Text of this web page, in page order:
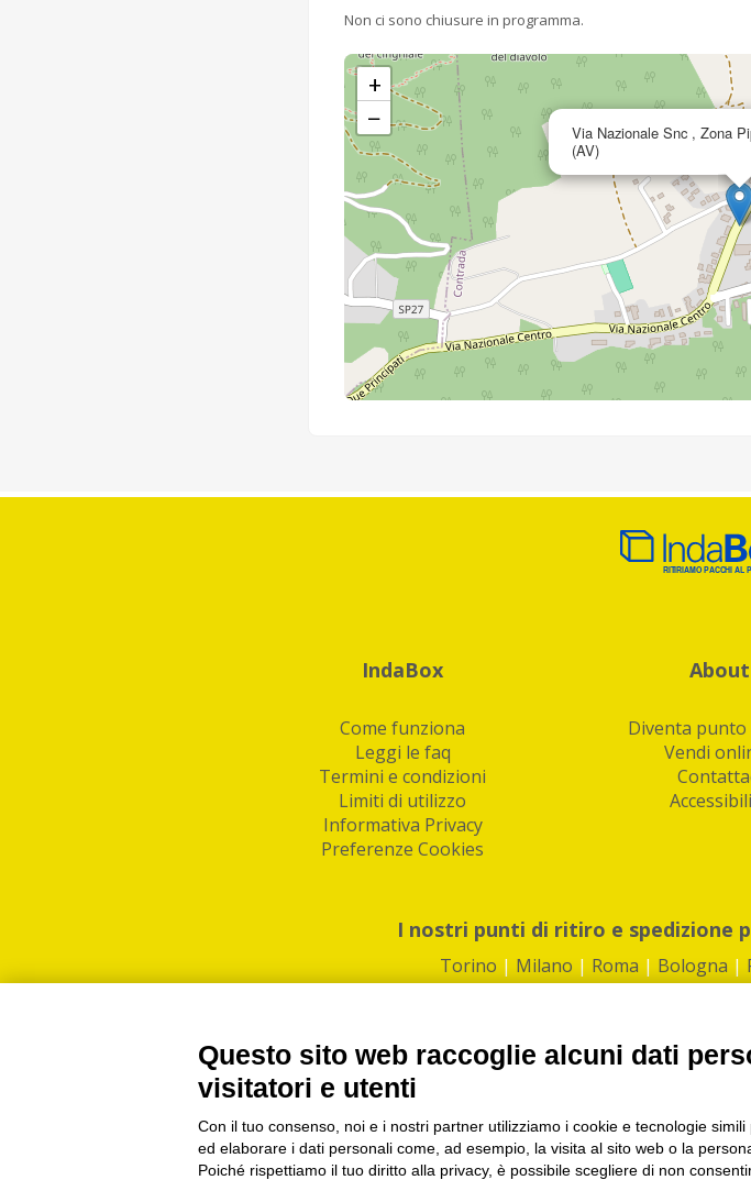
Non ci sono chiusure in programma.
Via Nazionale Snc , Zona
(AV)
+
−
IndaBox
Come funziona
Leggi le faq
Termini e condizioni
Limiti di utilizzo
Informativa Privacy
Preferenze Cookies
About
Diventa
Vendi
I nostri punti di ritiro e spedizione
Torino | Milano | Roma | Bologna |
PI/CF/N°Iscr.: 10821360012 | REA: RM 1494760 | Cap.Soc.:
IndaBox | Oltre 11.500 punti di ritiro tra Bar, Tabaccai, Edicole
Questo sito web raccoglie alcuni dati
visitatori e utenti
Con il tuo consenso, noi e i nostri partner utilizziamo i cookie e tecnologie
ed elaborare i dati personali come, ad esempio, la visita al sito web o la
Poiché rispettiamo il tuo diritto alla privacy, è possibile scegliere di non